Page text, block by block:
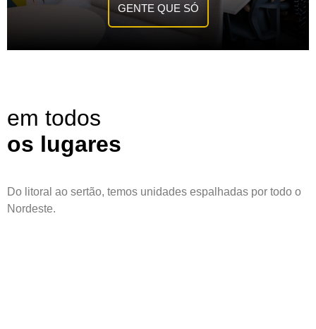
GENTE QUE SÓ
em todos
os lugares
Do litoral ao sertão, temos unidades espalhadas por todo o
Nordeste.